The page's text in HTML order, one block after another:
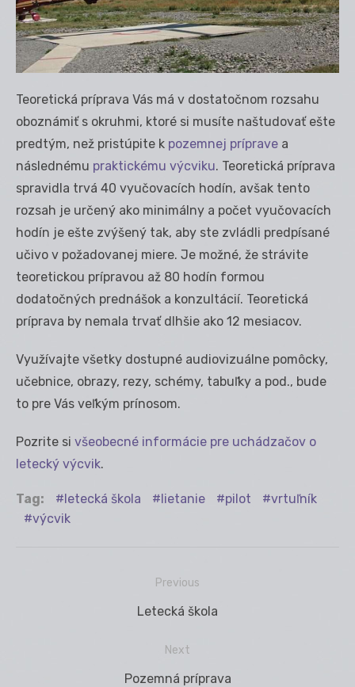
Teoretická príprava Vás má v dostatočnom rozsahu
oboznámiť s okruhmi, ktoré si musíte naštudovať ešte
predtým, než pristúpite k pozemnej príprave a
následnému praktickému výcviku. Teoretická príprava
spravidla trvá 40 vyučovacích hodín, avšak tento
rozsah je určený ako minimálny a počet vyučovacích
hodín je ešte zvýšený tak, aby ste zvládli predpísané
učivo v požadovanej miere. Je možné, že strávite
teoretickou prípravou až 80 hodín formou
dodatočných prednášok a konzultácií. Teoretická
príprava by nemala trvať dlhšie ako 12 mesiacov.
Využívajte všetky dostupné audiovizuálne pomôcky,
učebnice, obrazy, rezy, schémy, tabuľky a pod., bude
to pre Vás veľkým prínosom.
Pozrite si všeobecné informácie pre uchádzačov o
letecký výcvik.
Tag: letecká škola lietanie pilot
vrtuľník
výcvik
Previous
Previous
Letecká škola
Next
Next
Pozemná príprava